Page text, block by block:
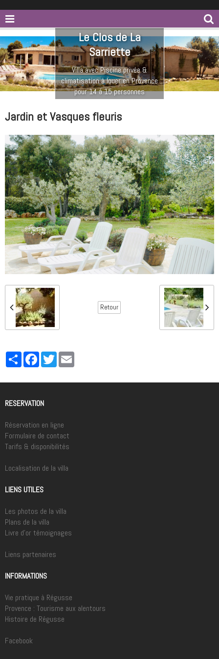
Le Clos de La
Sarriette
Villa avec Piscine privée &
climatisation à louer en Provence
pour 14 à 15 personnes
Jardin et Vasques fleuris
Retour
PartagerFacebookTwitter
RESERVATION
Réservation en ligne
Formulaire de contact
Tarifs & disponibilités
Localisation de la villa
LIENS UTILES
Les photos de la villa
Plans de la villa
Livre d'or témoignages
Liens partenaires
INFORMATIONS
Vie pratique à Régusse
Provence : Tourisme aux alentours
Histoire de Régusse
Facebook